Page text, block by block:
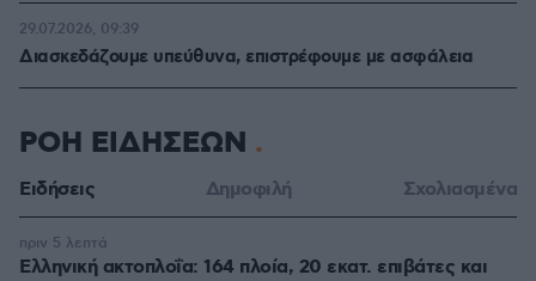
Διασκεδάζουμε υπεύθυνα, επιστρέφουμε με ασφάλεια
29.07.2026, 09:39
ΡΟΗ ΕΙΔΗΣΕΩΝ
Ειδήσεις Δημοφιλή Σχολιασμένα
Ελληνική ακτοπλοΐα: 164 πλοία, 20 εκατ. επιβάτες και
πριν 5 λεπτά